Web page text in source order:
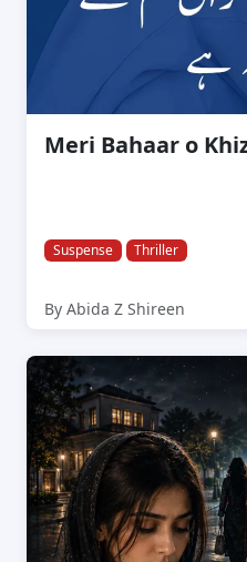
Suspense Thriller
By Abida Z Shireen